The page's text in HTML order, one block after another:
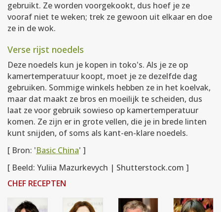
gebruikt. Ze worden voorgekookt, dus hoef je ze
vooraf niet te weken; trek ze gewoon uit elkaar en doe
ze in de wok.
Verse rijst noedels
Deze noedels kun je kopen in toko's. Als je ze op
kamertemperatuur koopt, moet je ze dezelfde dag
gebruiken. Sommige winkels hebben ze in het koelvak,
maar dat maakt ze bros en moeilijk te scheiden, dus
laat ze voor gebruik sowieso op kamertemperatuur
komen. Ze zijn er in grote vellen, die je in brede linten
kunt snijden, of soms als kant-en-klare noedels.
[ Bron: 'Basic China' ]
[ Beeld: Yuliia Mazurkevych | Shutterstock.com ]
CHEF RECEPTEN